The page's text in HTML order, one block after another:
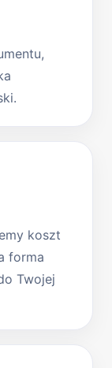
koszt
forma
Twojej